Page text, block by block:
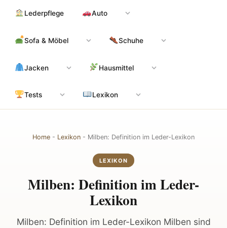
Inhalt
Lederpflege Auto
Sofa & Möbel Schuhe
Jacken Hausmittel
Tests Lexikon
Home - Lexikon - Milben: Definition im Leder-Lexikon
LEXIKON
Milben: Definition im Leder-
Lexikon
Milben: Definition im Leder-Lexikon Milben sind